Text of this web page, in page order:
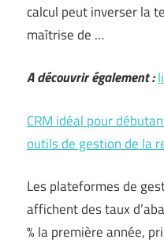
calcul peut inverser la
maîtrise de …
A découvrir également :
CRM idéal pour
outils de gestion de la
Les plateformes de
affichent des taux
% la première année,